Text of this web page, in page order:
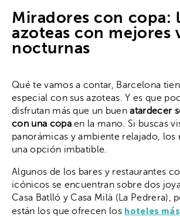
Miradores con copa:
azoteas con mejores
nocturnas
Qué te vamos a contar, Barcelona
especial con sus azoteas. Y es que
disfrutan más que un buenatardecer
con una copaen la mano. Si buscas
panorámicas y ambiente relajado, los
una opción imbatible.
Algunos de los bares y restaurantes
icónicos se encuentran sobre dos
Casa Batlló y Casa Milà (La Pedrera),
están los que ofrecen los hoteles